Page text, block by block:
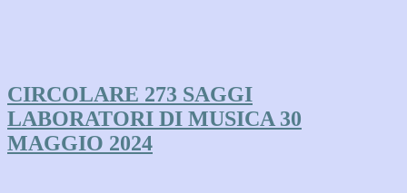
CIRCOLARE 273 SAGGI
LABORATORI DI MUSICA 30
MAGGIO 2024